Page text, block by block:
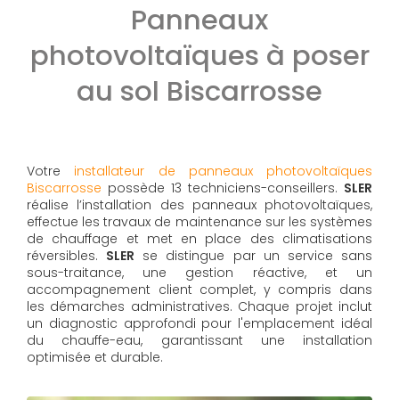
Panneaux
photovoltaïques à poser
au sol Biscarrosse
Votre installateur de panneaux photovoltaïques
Biscarrosse possède 13 techniciens-conseillers. SLER
réalise l’installation des panneaux photovoltaïques,
effectue les travaux de maintenance sur les systèmes
de chauffage et met en place des climatisations
réversibles. SLER se distingue par un service sans
sous-traitance, une gestion réactive, et un
accompagnement client complet, y compris dans
les démarches administratives. Chaque projet inclut
un diagnostic approfondi pour l'emplacement idéal
du chauffe-eau, garantissant une installation
optimisée et durable.